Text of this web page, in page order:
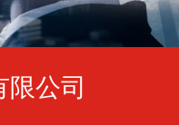
公司